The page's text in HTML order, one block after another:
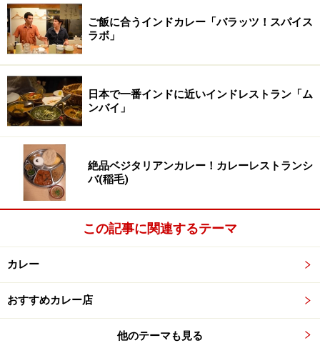
ご飯に合うインドカレー「バラッツ！スパイス
ラボ」
日本で一番インドに近いインドレストラン「ム
ンバイ」
絶品ベジタリアンカレー！カレーレストランシ
バ(稲毛)
この記事に関連するテーマ
カレー
おすすめカレー店
他のテーマも見る